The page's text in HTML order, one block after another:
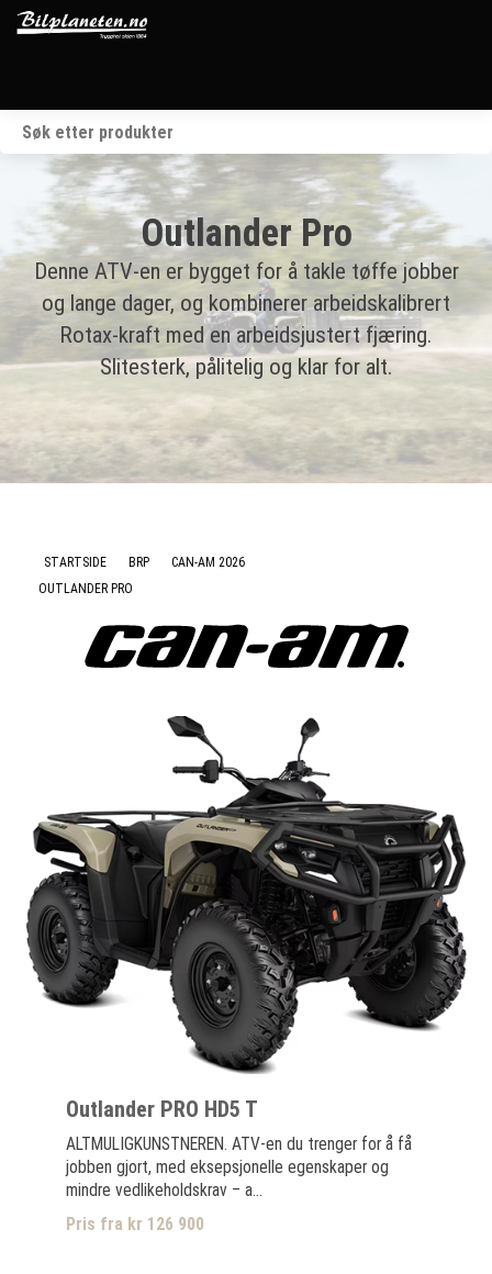
Kjøretøy
Våre merker
Verksted
Kontakt
Outlander Pro
Denne ATV-en er bygget for å takle tøffe jobber
og lange dager, og kombinerer arbeidskalibrert
Rotax-kraft med en arbeidsjustert fjæring.
Slitesterk, pålitelig og klar for alt.
STARTSIDE BRP
CAN-AM 2026
OUTLANDER PRO
Outlander PRO HD5 T
ALTMULIGKUNSTNEREN. ATV-en du trenger for å få
jobben gjort, med eksepsjonelle egenskaper og
mindre vedlikeholdskrav – a...
Pris fra kr 126 900